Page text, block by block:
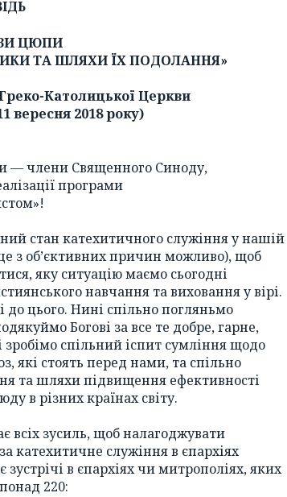
ЦЮПИ
ТА ШЛЯХИ ЇХ ПОДОЛАННЯ»
Католицької Церкви
вересня 2018 року)
— члени Священного Синоду,
програми
стан катехитичного служіння у нашій
з об’єктивних причин можливо), щоб
яку ситуацію маємо сьогодні
навчання та виховання у вірі.
до цього. Нині спільно погляньмо
Богові за все те добре, гарне,
спільний іспит сумління щодо
які стоять перед нами, та спільно
та шляхи підвищення ефективності
в різних країнах світу.
всіх зусиль, щоб налагоджувати
катехитичне служіння в єпархіях
зустрічі в єпархіях чи митрополіях, яких
220: